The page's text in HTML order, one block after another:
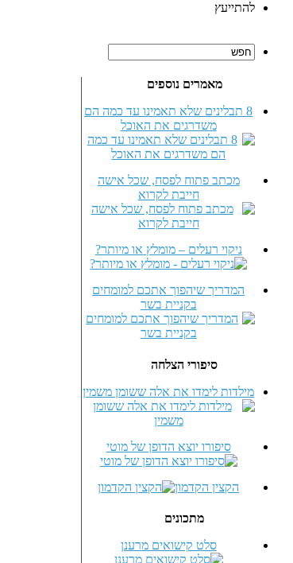
להתייעץ
מאמרים נוספים
8 תבלינים שלא תאמינו עד כמה הם
משדרגים את האוכל
מכתב פתוח לפסח, שכל אישה
חייבת לקרוא
ניקוי רעלים – מומלץ או מיותר?
המדריך שיהפוך אתכם למומחים
בקניית בשר
סיפורי הצלחה
מילדות לימדו את אלה ששומן משמין
סיפורו יוצא הדופן של מוטי
הקצין הקדמון
מתכונים
סלט קישואים מרענן